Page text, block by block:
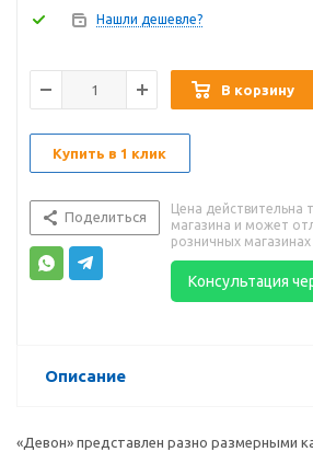
Нашли дешевле?
В корзину
Купить в 1 клик
Поделиться
Цена действительна
магазина и может
розничных магазинах
Консультация
Описание
«Девон» представлен разно размерными